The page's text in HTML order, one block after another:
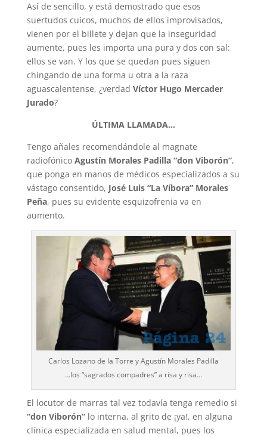
Así de sencillo, y está demostrado que esos
suertudos cuicos, muchos de ellos improvisados,
vienen por el billete y dejan que la inseguridad
aumente, pues les importa una pura y dos con sal:
ellos se van. Y los que se quedan pues siguen
chingando de una forma u otra a la raza
aguascalentense, ¿verdad Víctor Hugo Mercader
Jurado?
ÚLTIMA LLAMADA…
Tengo añales recomendándole al magnate
radiofónico Agustín Morales Padilla “don Viborón”,
que ponga en manos de médicos especializados a su
vástago consentido, José Luis “La Víbora” Morales
Peña, pues su evidente esquizofrenia va en
aumento.
Carlos Lozano de la Torre y Agustín Morales Padilla
…los “sagrados compadres” a risa y risa…
El locutor de marras tal vez todavía tenga remedio si
“don Viborón” lo interna, al grito de ¡ya!, en alguna
clínica especializada en salud mental, pues los